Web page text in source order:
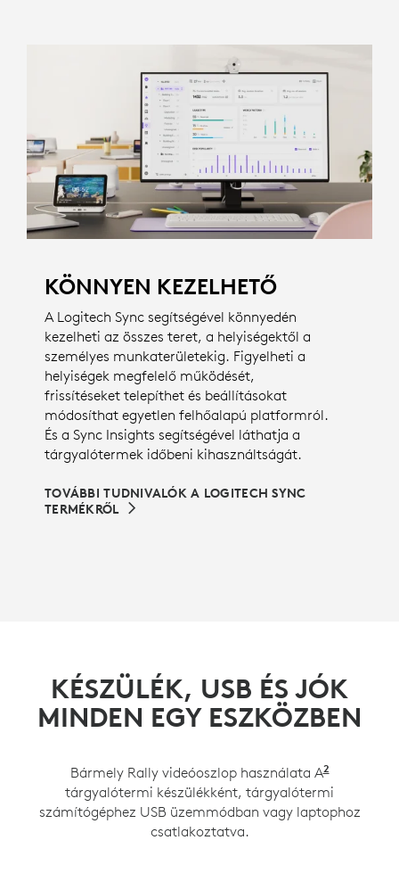
KÖNNYEN KEZELHETŐ
A Logitech Sync segítségével könnyedén
kezelheti az összes teret, a helyiségektől a
személyes munkaterületekig. Figyelheti a
helyiségek megfelelő működését,
frissítéseket telepíthet és beállításokat
módosíthat egyetlen felhőalapú platformról.
És a Sync Insights segítségével láthatja a
tárgyalótermek időbeni kihasználtságát.
TOVÁBBI TUDNIVALÓK A LOGITECH SYNC
TERMÉKRŐL
KÉSZÜLÉK, USB ÉS JÓK
MINDEN EGY ESZKÖZBEN
Bármely Rally videóoszlop használata A2Rally
tárgyalótermi készülékként, tárgyalótermi
számítógéphez USB üzemmódban vagy laptophoz
csatlakoztatva.